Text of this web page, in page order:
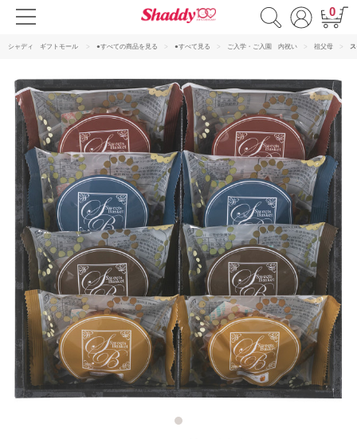
0
シャディ ギフトモール ●すべての商品を見る ●すべて見る ご入学・ご入園 内祝い 祖父母 ス